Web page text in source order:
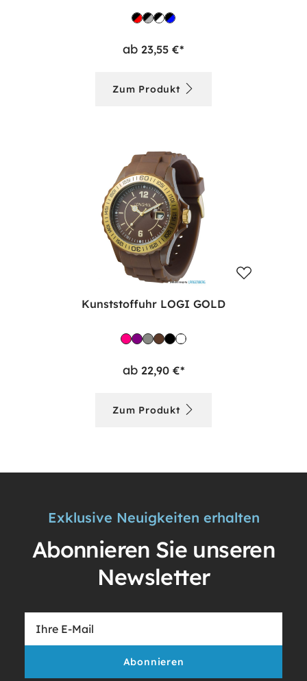
ab 23,55 €*
Zum Produkt
Kunststoffuhr LOGI GOLD
ab 22,90 €*
Zum Produkt
Exklusive Neuigkeiten erhalten
Abonnieren Sie unseren
Newsletter
Abonnieren